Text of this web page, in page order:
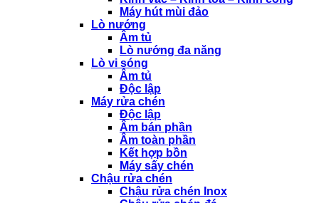
Máy hút mùi đảo
Lò nướng
Âm tủ
Lò nướng đa năng
Lò vi sóng
Âm tủ
Độc lập
Máy rửa chén
Độc lập
Âm bán phần
Âm toàn phần
Kết hợp bồn
Máy sấy chén
Chậu rửa chén
Chậu rửa chén Inox